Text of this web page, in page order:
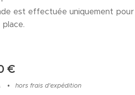
est effectuée uniquement pour
€
hors frais d'expédition